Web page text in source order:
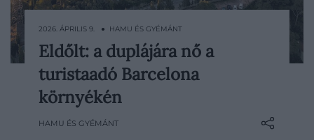
Jelentős változás lépett életbe
Spanyolország egyik legnépszerűbb úti
célján: Katalóniában megduplázták a
regionális adót, amelyet a turistáknak a
vendégéjszakák után kell kifizetniük.
2026. ÁPRILIS 9. ● HAMU ÉS GYÉMÁNT
Eldőlt: a duplájára nő a
turistaadó Barcelona
környékén
HAMU ÉS GYÉMÁNT